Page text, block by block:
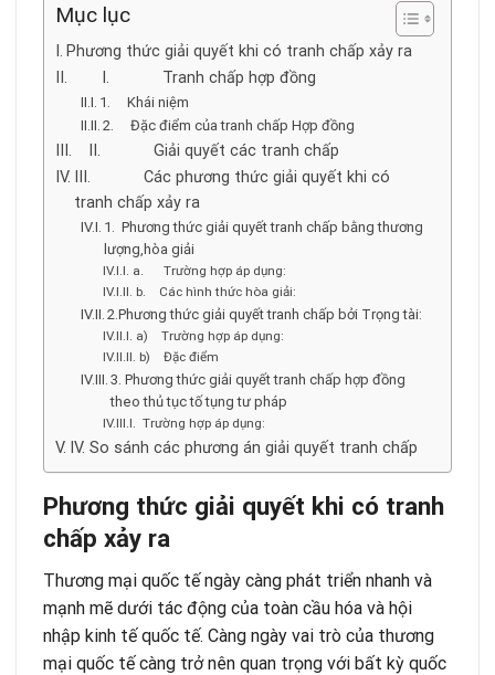
Mục lục
Phương thức giải quyết khi có tranh chấp xảy ra
I. Tranh chấp hợp đồng
1. Khái niệm
2. Đặc điểm của tranh chấp Hợp đồng
II. Giải quyết các tranh chấp
III. Các phương thức giải quyết khi có
tranh chấp xảy ra
1. Phương thức giải quyết tranh chấp bằng thương
lượng,hòa giải
a. Trường hợp áp dụng:
b. Các hình thức hòa giải:
2.Phương thức giải quyết tranh chấp bởi Trọng tài:
a) Trường hợp áp dụng:
b) Đặc điểm
3. Phương thức giải quyết tranh chấp hợp đồng
theo thủ tục tố tụng tư pháp
Trường hợp áp dụng:
IV. So sánh các phương án giải quyết tranh chấp
Phương thức giải quyết khi có tranh
chấp xảy ra
Thương mại quốc tế ngày càng phát triển nhanh và
mạnh mẽ dưới tác động của toàn cầu hóa và hội
nhập kinh tế quốc tế. Càng ngày vai trò của thương
mại quốc tế càng trở nên quan trọng với bất kỳ quốc